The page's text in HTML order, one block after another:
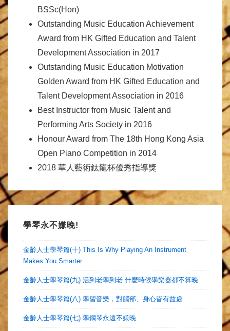
BSSc(Hon)
Outstanding Music Education Achievement
Award from HK Gifted Education and Talent
Development Association in 2017
Outstanding Music Education Motivation
Golden Award from HK Gifted Education and
Talent Development Association in 2016
Best Instructor from Music Talent and
Performing Arts Society in 2016
Honour Award from The 18th Hong Kong Asia
Open Piano Competition in 2014
2018 華人藝術鈦龍杯優秀指導獎
學琴永不嫌晚!
金齡人士學琴篇(十) This Is Why Playing An Instrument
Makes You Smarter
金齡人士學琴篇(九) 活到老學到老 什麼時候學樂器都不算晚
金齡人士學琴篇(八) 學習音樂，對腦部、身心皆有益處
金齡人士學琴篇(七) 學鋼琴永遠不嫌晚